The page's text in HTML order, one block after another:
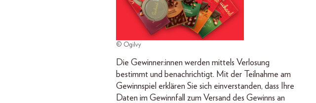
© Ogilvy
Die Gewinner:innen werden mittels Verlosung
bestimmt und benachrichtigt. Mit der Teilnahme am
Gewinnspiel erklären Sie sich einverstanden, dass Ihre
Daten im Gewinnfall zum Versand des Gewinns an